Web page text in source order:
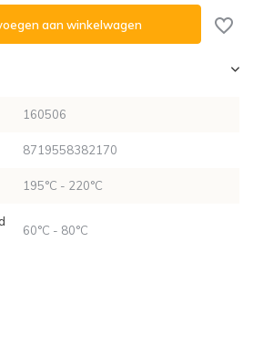
aan winkelwagen
160506
8719558382170
195°C - 220°C
60°C - 80°C